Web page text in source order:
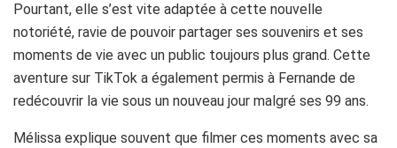
Pourtant, elle s’est vite adaptée à cette nouvelle
notoriété, ravie de pouvoir partager ses souvenirs et ses
moments de vie avec un public toujours plus grand. Cette
aventure sur TikTok a également permis à Fernande de
redécouvrir la vie sous un nouveau jour malgré ses 99 ans.
Mélissa explique souvent que filmer ces moments avec sa